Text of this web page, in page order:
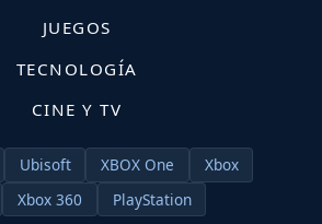
JUEGOS
TECNOLOGÍA
CINE Y TV
Ubisoft XBOX One
Xbox
Xbox 360 PlayStation